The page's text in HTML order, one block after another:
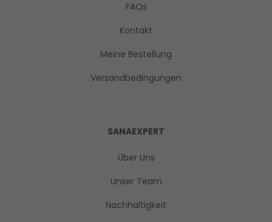
FAQs
Kontakt
Meine Bestellung
Versandbedingungen
SANAEXPERT
Über Uns
Unser Team
Nachhaltigkeit